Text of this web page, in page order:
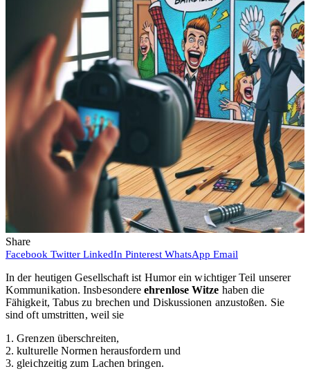
Share
Facebook Twitter LinkedIn Pinterest WhatsApp Email
In der heutigen Gesellschaft ist Humor ein wichtiger Teil unserer
Kommunikation. Insbesondereehrenlose Witze haben die
Fähigkeit, Tabus zu brechen und Diskussionen anzustoßen. Sie
sind oft umstritten, weil sie
1. Grenzen überschreiten,
2. kulturelle Normen herausfordern und
3. gleichzeitig zum Lachen bringen.